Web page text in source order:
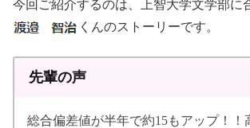
今回ご紹介するのは、上智大学文学部に
くんのストーリーです。
先輩の声
総合偏差値が半年で約15もアップ！！